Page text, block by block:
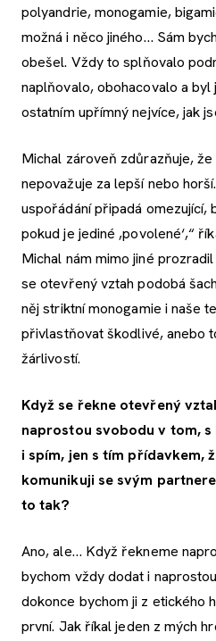
polyandrie, monogamie,
možná i něco jiného… Sám
obešel. Vždy to splňovalo
naplňovalo, obohacovalo a
ostatním upřímný nejvíce, jak
Michal zároveň zdůrazňuje,
nepovažuje za lepší nebo
uspořádání připadá omezující,
pokud je jediné ,povolené‘,“
Michal nám mimo jiné
se otevřený vztah podobá
něj striktní monogamie i naše
přivlastňovat škodlivé, anebo
žárlivostí.
Když se řekne otevřený
naprostou svobodu v tom,
i spím, jen s tím přídavkem,
komunikuji se svým
to tak?
Ano, ale… Když řekneme
bychom vždy dodat i
dokonce bychom ji z etického
první. Jak říkal jeden z mých